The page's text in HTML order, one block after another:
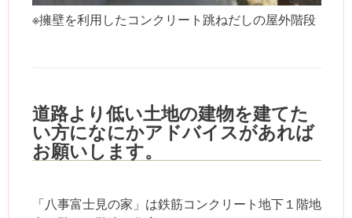
※擁壁を利用したコンクリート跳ねだしの屋外階段
道路より低い土地の建物を建てた
い方になにかアドバイスがあれば
お願いします。
「八事富士見の家」は鉄筋コンクリート地下１階地